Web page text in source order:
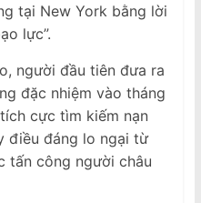
tại New York bằng lời
lực”.
người đầu tiên đưa ra
đặc nhiệm vào tháng
cực tìm kiếm nạn
điều đáng lo ngại từ
tấn công người châu